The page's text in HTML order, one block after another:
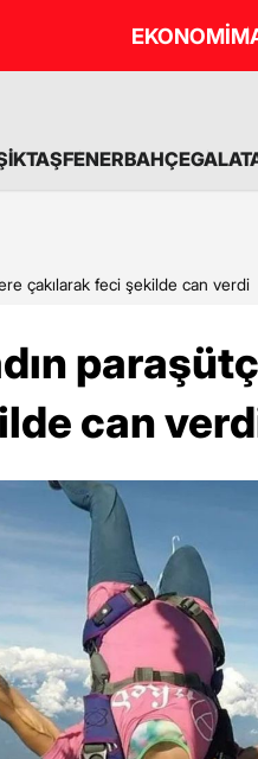
EKONOMİ
FENERBAHÇE
çakılarak feci şekilde can verdi
can